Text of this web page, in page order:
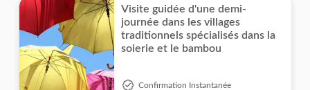
Visite guidée d'une demi-
journée dans les villages
traditionnels spécialisés dans la
soierie et le bambou
Confirmation Instantanée